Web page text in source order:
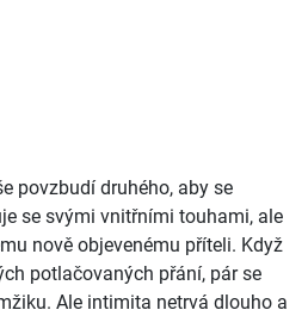
povzbudí druhého, aby se
se svými vnitřními touhami, ale
nově objevenému příteli. Když
potlačovaných přání, pár se
Ale intimita netrvá dlouho a